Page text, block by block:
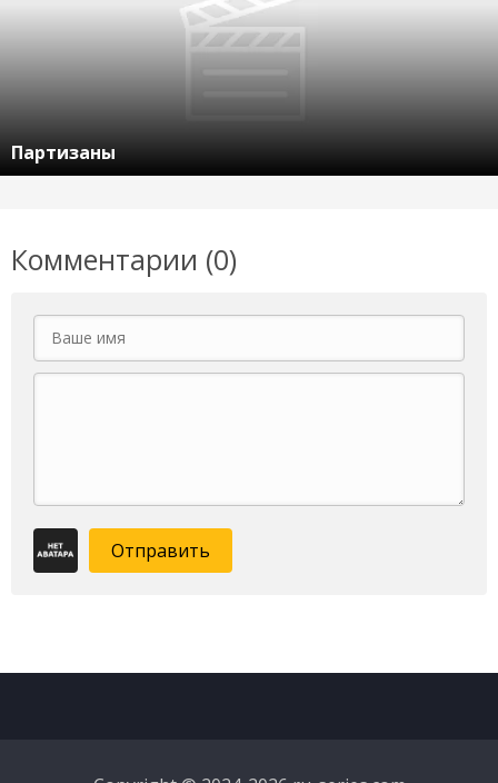
Партизаны
Комментарии (0)
Отправить